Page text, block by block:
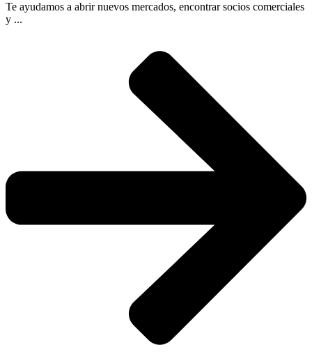
Te ayudamos a abrir nuevos mercados, encontrar socios comerciales
y ...